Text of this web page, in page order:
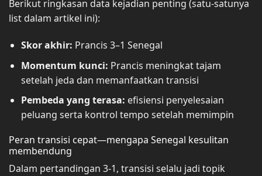
Berikut ringkasan data kejadian penting (satu-satunya
list dalam artikel ini):
Skor akhir: Prancis 3–1 Senegal
Momentum kunci: Prancis meningkat tajam
setelah jeda dan memanfaatkan transisi
Pembeda yang terasa: efisiensi penyelesaian
peluang serta kontrol tempo setelah memimpin
Peran transisi cepat—mengapa Senegal kesulitan
membendung
Dalam pertandingan 3-1, transisi selalu jadi topik